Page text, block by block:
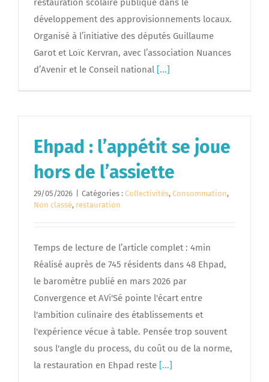
restauration scolaire publique dans le
développement des approvisionnements locaux.
Organisé à l’initiative des députés Guillaume
Garot et Loïc Kervran, avec l’association Nuances
d’Avenir et le Conseil national [...]
Ehpad : l’appétit se joue
hors de l’assiette
29/05/2026 Catégories : Collectivités, Consommation,
Non classé, restauration
Temps de lecture de l’article complet : 4min
Réalisé auprès de 745 résidents dans 48 Ehpad,
le baromètre publié en mars 2026 par
Convergence et AVi'Sé pointe l'écart entre
l'ambition culinaire des établissements et
l'expérience vécue à table. Pensée trop souvent
sous l'angle du process, du coût ou de la norme,
la restauration en Ehpad reste [...]